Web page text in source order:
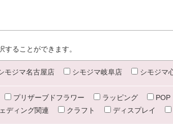
ることができます。
モジマ名古屋店 シモジマ岐阜店 シモジマ
プリザーブドフラワー ラッピング POP
ディング関連 クラフト ディスプレイ